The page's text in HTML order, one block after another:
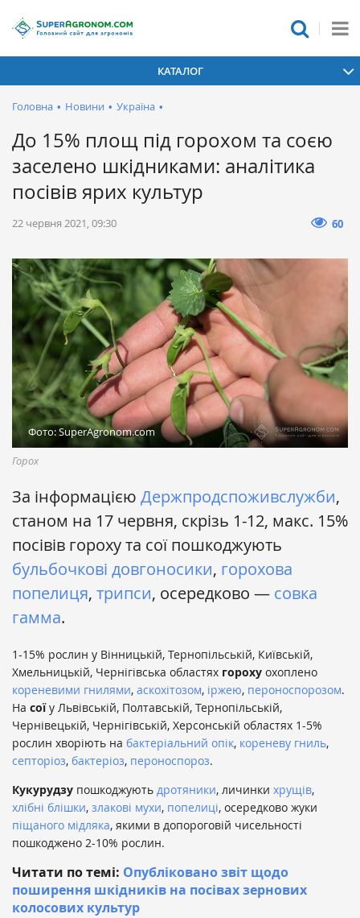
КАТАЛОГ
Головна • Новини • Україна •
До 15% площ під горохом та соєю
заселено шкідниками: аналітика
посівів ярих культур
22 червня 2021, 09:30 60
Фото: SuperAgronom.com
Горох
За інформацією Держпродспоживслужби,
станом на 17 червня, скрізь 1-12, макс. 15%
посівів гороху та сої пошкоджують
бульбочкові довгоносики, горохова
попелиця, трипси, осередково — совка
гамма.
1-15% рослин у Вінницькій, Тернопільській, Київській,
Хмельницькій, Чернігівська областях гороху охоплено
кореневими гнилями, аскохітозом, іржею, пероноспорозом.
На соїу Львівській, Полтавській, Тернопільській,
Чернівецькій, Чернігівській, Херсонській областях 1-5%
рослин хворіють на бактеріальний опік, кореневу гниль,
септоріоз, бактеріоз, пероноспороз.
Кукурудзу пошкоджують дротяники, личинки хрущів,
хлібні блішки, злакові мухи, попелиці, осередково жуки
піщаного мідляка, якими в допороговій чисельності
пошкоджено 2-10% рослин.
Читати по темі: Опубліковано звіт щодо
поширення шкідників на посівах зернових
колосових культур